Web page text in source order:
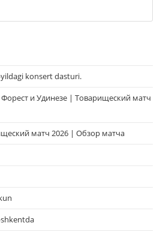
konsert dasturi.
и Удинезе | Товарищеский матч
матч 2026 | Обзор матча